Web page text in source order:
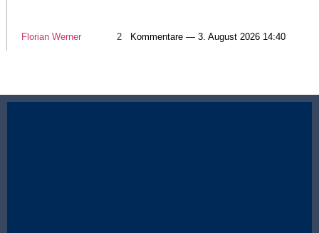
Florian Werner 2 Kommentare — 3. August 2026 14:40